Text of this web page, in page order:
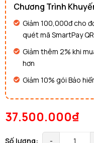
Chương Trình
Giảm 100,000đ cho
quét mã SmartPay
Giảm thêm 2% khi
hơn
Giảm 10% gói Bảo
37.500.000₫
Số lượng: -